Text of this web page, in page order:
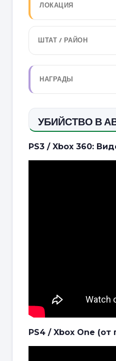
ЛОКАЦИЯ
ШТАТ / РАЙОН
НАГРАДЫ
УБИЙСТВО В
PS3 / Xbox 360:
PS4 / Xbox One